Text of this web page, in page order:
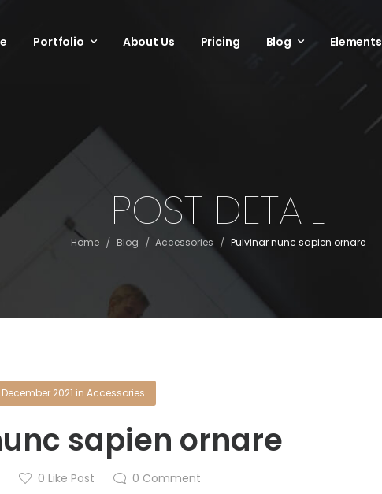
Portfolio About Us Pricing Blog Elements
POST DETAIL
Home / Blog / Accessories / Pulvinar nunc sapien ornare
2021 in Accessories
sapien ornare
0 Like Post 0 Comment